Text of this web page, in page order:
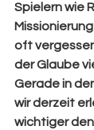
Spielern wie
oft
der Glaube
Gerade in
wir derzeit
wichtiger